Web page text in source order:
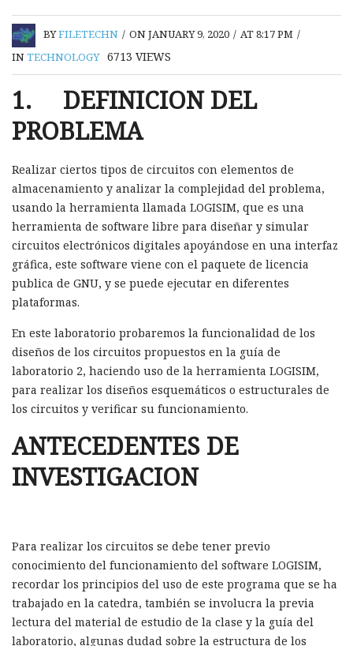
BYFILETECHN / ON JANUARY 9, 2020 / AT 8:17 PM /
INTECHNOLOGY 6713 VIEWS
1. DEFINICION DEL
PROBLEMA
Realizar ciertos tipos de circuitos con elementos de
almacenamiento y analizar la complejidad del problema,
usando la herramienta llamada LOGISIM, que es una
herramienta de software libre para diseñar y simular
circuitos electrónicos digitales apoyándose en una interfaz
gráfica, este software viene con el paquete de licencia
publica de GNU, y se puede ejecutar en diferentes
plataformas.
En este laboratorio probaremos la funcionalidad de los
diseños de los circuitos propuestos en la guía de
laboratorio 2, haciendo uso de la herramienta LOGISIM,
para realizar los diseños esquemáticos o estructurales de
los circuitos y verificar su funcionamiento.
ANTECEDENTES DE
INVESTIGACION
Para realizar los circuitos se debe tener previo
conocimiento del funcionamiento del software LOGISIM,
recordar los principios del uso de este programa que se ha
trabajado en la catedra, también se involucra la previa
lectura del material de estudio de la clase y la guía del
laboratorio, algunas dudad sobre la estructura de los